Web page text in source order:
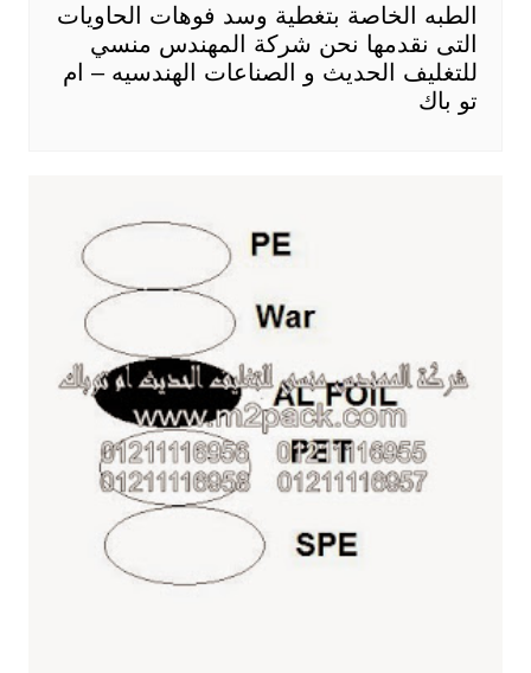
الطبه الخاصة بتغطية وسد فوهات الحاويات
التى نقدمها نحن شركة المهندس منسي
للتغليف الحديث و الصناعات الهندسيه – ام
تو باك